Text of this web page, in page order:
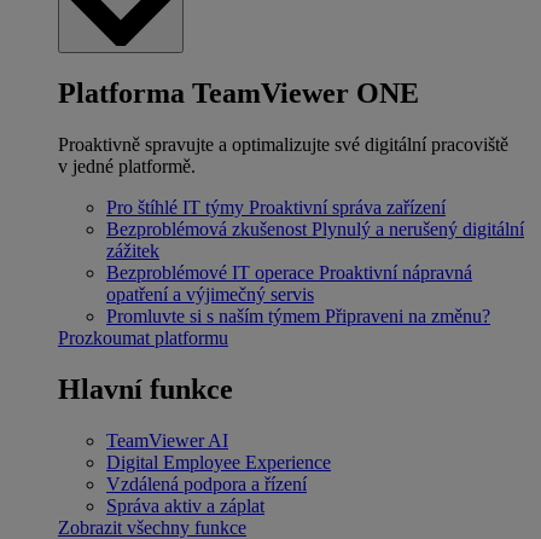
Platforma TeamViewer ONE
Proaktivně spravujte a optimalizujte své digitální pracoviště
v jedné platformě.
Pro štíhlé IT týmy Proaktivní správa zařízení
Bezproblémová zkušenost Plynulý a nerušený digitální
zážitek
Bezproblémové IT operace Proaktivní nápravná
opatření a výjimečný servis
Promluvte si s naším týmem Připraveni na změnu?
Prozkoumat platformu
Hlavní funkce
TeamViewer AI
Digital Employee Experience
Vzdálená podpora a řízení
Správa aktiv a záplat
Zobrazit všechny funkce